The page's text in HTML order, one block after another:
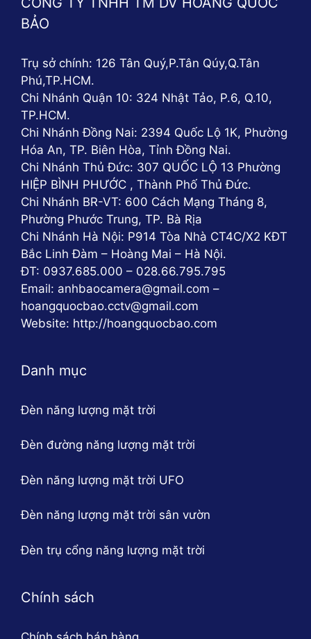
BẢO
Trụ sở chính: 126 Tân Quý,P.Tân Qúy,Q.Tân
Phú,TP.HCM.
Chi Nhánh Quận 10: 324 Nhật Tảo, P.6, Q.10,
TP.HCM.
Chi Nhánh Đồng Nai: 2394 Quốc Lộ 1K, Phường
Hóa An, TP. Biên Hòa, Tỉnh Đồng Nai.
Chi Nhánh Thủ Đức: 307 QUỐC LỘ 13 Phường
HIỆP BÌNH PHƯỚC , Thành Phố Thủ Đức.
Chi Nhánh BR-VT: 600 Cách Mạng Tháng 8,
Phường Phước Trung, TP. Bà Rịa
Chi Nhánh Hà Nội: P914 Tòa Nhà CT4C/X2 KĐT
Bắc Linh Đàm – Hoàng Mai – Hà Nội.
ĐT: 0937.685.000 – 028.66.795.795
Email: anhbaocamera@gmail.com –
hoangquocbao.cctv@gmail.com
Website: http://hoangquocbao.com
Danh mục
Đèn năng lượng mặt trời
Đèn đường năng lượng mặt trời
Đèn năng lượng mặt trời UFO
Đèn năng lượng mặt trời sân vườn
Đèn trụ cổng năng lượng mặt trời
Chính sách